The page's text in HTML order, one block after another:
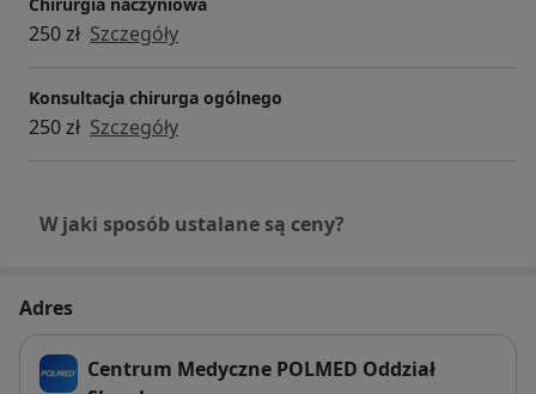
250 zł Szczegóły
Konsultacja chirurga ogólnego
250 zł Szczegóły
W jaki sposób ustalane są ceny?
Adres
Centrum Medyczne POLMED Oddział